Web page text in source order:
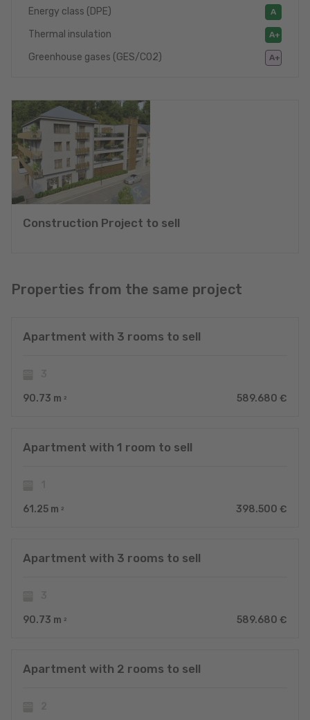
Energy class (DPE) A
Thermal insulation A+
Greenhouse gases (GES/CO2) A+
Construction Project to sell
Properties from the same project
Apartment with 3 rooms to sell
90.73 m 2 589.680 €
Apartment with 1 room to sell
61.25 m 2 398.500 €
Apartment with 3 rooms to sell
90.73 m 2 589.680 €
Apartment with 2 rooms to sell